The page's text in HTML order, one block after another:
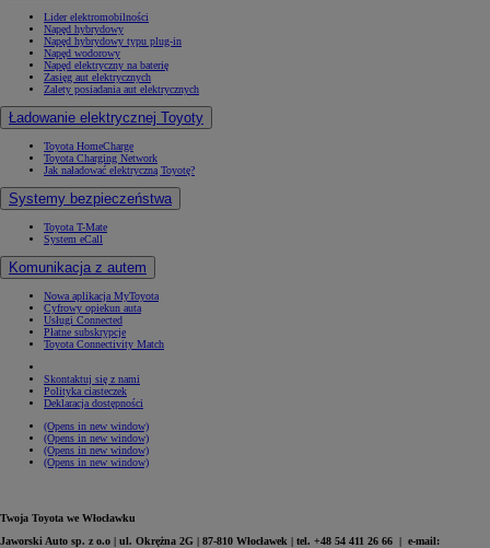
Lider elektromobilności
Napęd hybrydowy
Napęd hybrydowy typu plug-in
Napęd wodorowy
Napęd elektryczny na baterię
Zasięg aut elektrycznych
Zalety posiadania aut elektrycznych
Ładowanie elektrycznej Toyoty
Toyota HomeCharge
Toyota Charging Network
Jak naładować elektryczną Toyotę?
Systemy bezpieczeństwa
Toyota T-Mate
System eCall
Komunikacja z autem
Nowa aplikacja MyToyota
Cyfrowy opiekun auta
Usługi Connected
Płatne subskrypcje
Toyota Connectivity Match
Skontaktuj się z nami
Polityka ciasteczek
Deklaracja dostępności
(Opens in new window)
(Opens in new window)
(Opens in new window)
(Opens in new window)
Twoja Toyota we Włocławku
Jaworski Auto sp. z o.o | ul. Okrężna 2G | 87-810 Włocławek | tel. +48 54 411 26 66 | e-mail: